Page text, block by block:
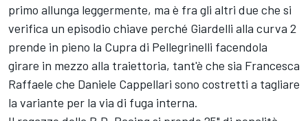
primo allunga leggermente, ma è fra gli altri due che si
verifica un episodio chiave perché Giardelli alla curva 2
prende in pieno la Cupra di Pellegrinelli facendola
girare in mezzo alla traiettoria, tant'è che sia Francesca
Raffaele che Daniele Cappellari sono costretti a tagliare
la variante per la via di fuga interna.